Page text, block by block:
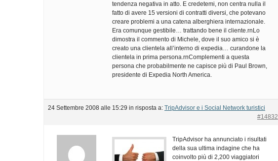
tendenza negativa in atto. E credetemi, non centra nulla il
fatto di avere 15 versioni di contratti diversi, che potevano
creare problemi a una catena alberghiera internazionale.
Era comunque gestibile… trattando bene il cliente.rnLo
dimostra il commento di Michele, dove il suo amico si è
creato una clientela all’interno di expedia… curandone la
clientela in prima persona.rnComplementi a questa
persona che probabilmente ne capisce più di Paul Brown,
presidente di Expedia North America.
24 Settembre 2008 alle 15:29 in risposta a: TripAdvisor e i Social Network turistici
#14832
TripAdvisor ha annunciato i risultati
della sua ultima indagine che ha
coinvolto più di 2,200 viaggiatori